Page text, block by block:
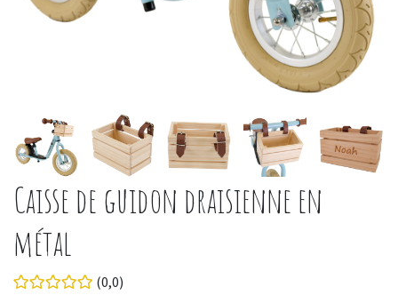
Caisse de guidon draisienne en
métal
(0,0)